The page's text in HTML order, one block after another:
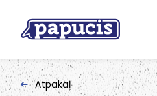
Atpakaļ